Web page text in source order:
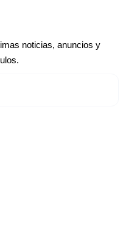
noticias, anuncios y